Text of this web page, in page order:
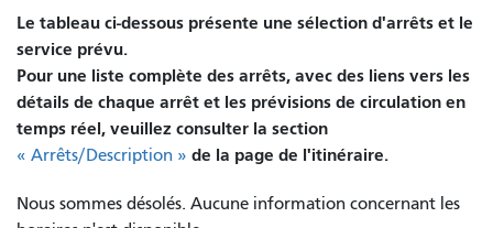
Le tableau ci-dessous présente une sélection d'arrêts et le
service prévu.
Pour une liste complète des arrêts, avec des liens vers les
détails de chaque arrêt et les prévisions de circulation en
temps réel, veuillez consulter la section
« Arrêts/Description » de la page de l'itinéraire.
Nous sommes désolés. Aucune information concernant les